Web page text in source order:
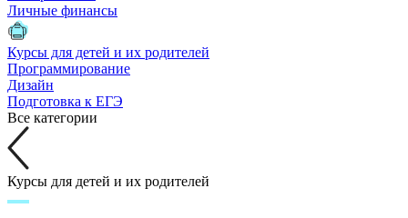
Личные финансы
Курсы для детей и их родителей
Программирование
Дизайн
Подготовка к ЕГЭ
Все категории
Курсы для детей и их родителей